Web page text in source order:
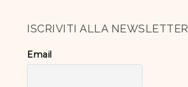
ISCRIVITI ALLA NEWSLETTER
Email